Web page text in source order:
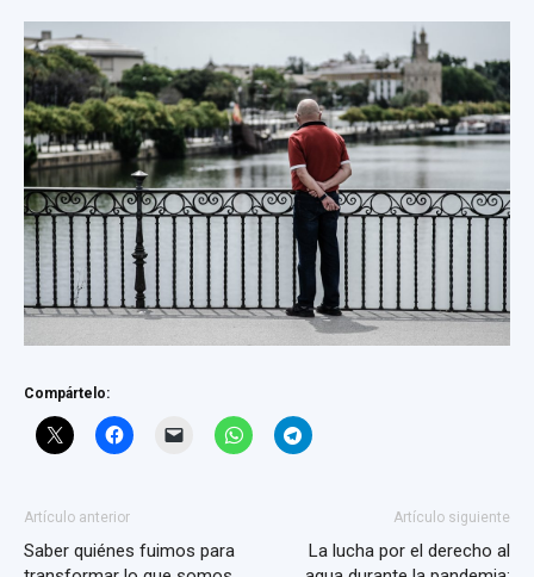
Compártelo:
Artículo anterior
Saber quiénes fuimos para
Artículo siguiente
La lucha por el derecho al